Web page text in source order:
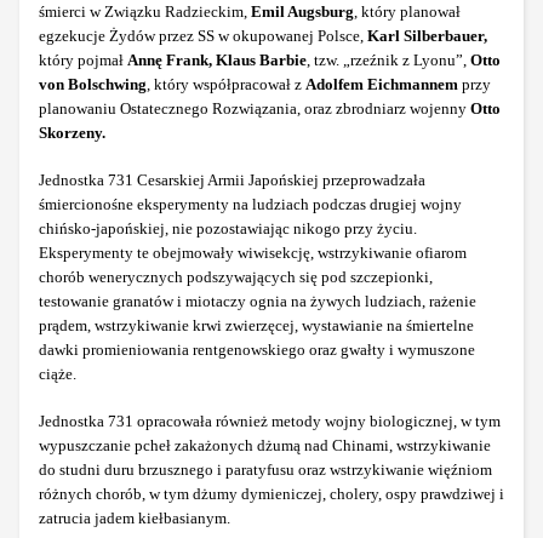
śmierci w Związku Radzieckim, Emil Augsburg , który planował
egzekucje Żydów przez SS w okupowanej Polsce, Karl Silberbauer,
który pojmał Annę Frank, Klaus Barbie , tzw. „rzeźnik z Lyonu”, Otto
von Bolschwing , który współpracował z Adolfem Eichmannem przy
planowaniu Ostatecznego Rozwiązania, oraz zbrodniarz wojenny Otto
Skorzeny.
Jednostka 731 Cesarskiej Armii Japońskiej przeprowadzała
śmiercionośne eksperymenty na ludziach podczas drugiej wojny
chińsko-japońskiej, nie pozostawiając nikogo przy życiu.
Eksperymenty te obejmowały wiwisekcję, wstrzykiwanie ofiarom
chorób wenerycznych podszywających się pod szczepionki,
testowanie granatów i miotaczy ognia na żywych ludziach, rażenie
prądem, wstrzykiwanie krwi zwierzęcej, wystawianie na śmiertelne
dawki promieniowania rentgenowskiego oraz gwałty i wymuszone
ciąże.
Jednostka 731 opracowała również metody wojny biologicznej, w tym
wypuszczanie pcheł zakażonych dżumą nad Chinami, wstrzykiwanie
do studni duru brzusznego i paratyfusu oraz wstrzykiwanie więźniom
różnych chorób, w tym dżumy dymieniczej, cholery, ospy prawdziwej i
zatrucia jadem kiełbasianym.